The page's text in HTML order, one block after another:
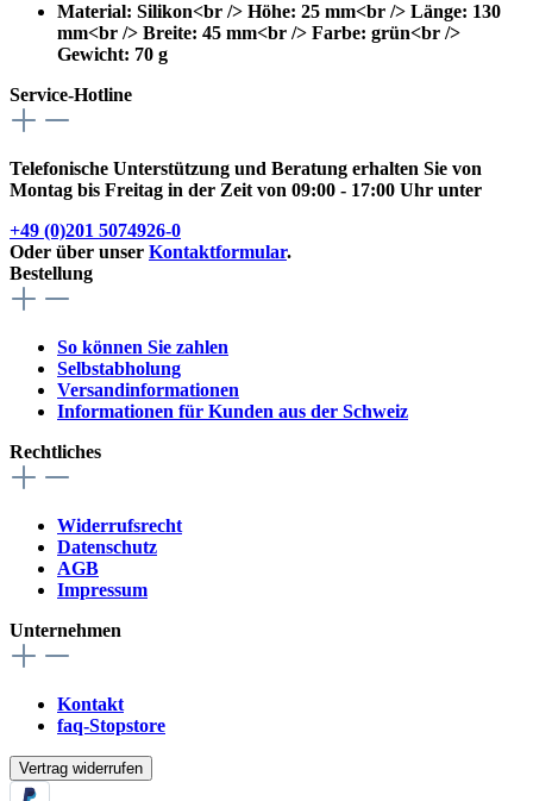
Material: Silikon<br /> Höhe: 25 mm<br /> Länge: 130
mm<br /> Breite: 45 mm<br /> Farbe: grün<br />
Gewicht: 70 g
Service-Hotline
Telefonische Unterstützung und Beratung erhalten Sie von
Montag bis Freitag in der Zeit von 09:00 - 17:00 Uhr unter
+49 (0)201 5074926-0
Oder über unser Kontaktformular.
Bestellung
So können Sie zahlen
Selbstabholung
Versandinformationen
Informationen für Kunden aus der Schweiz
Rechtliches
Widerrufsrecht
Datenschutz
AGB
Impressum
Unternehmen
Kontakt
faq-Stopstore
Vertrag widerrufen